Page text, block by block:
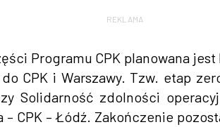
REKLAMA
Programu CPK planowana
CPK i Warszawy. Tzw. etap
Solidarność zdolności
– CPK – Łódź. Zakończenie